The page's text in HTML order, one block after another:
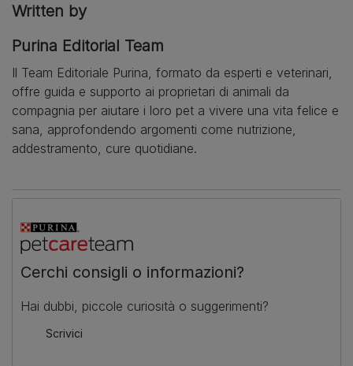
Written by
Purina Editorial Team
Il Team Editoriale Purina, formato da esperti e veterinari,
offre guida e supporto ai proprietari di animali da
compagnia per aiutare i loro pet a vivere una vita felice e
sana, approfondendo argomenti come nutrizione,
addestramento, cure quotidiane.
Cerchi consigli o informazioni?
Hai dubbi, piccole curiosità o suggerimenti?
Scrivici